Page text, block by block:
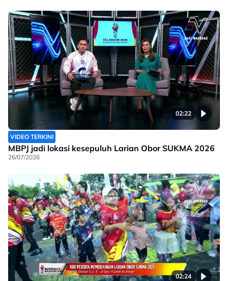
02:22
VIDEO TERKINI
MBPJ jadi lokasi kesepuluh Larian Obor SUKMA 2026
26/07/2026
02:24